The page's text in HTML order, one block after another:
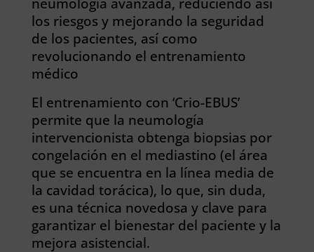
los riesgos y mejorando la seguridad
de los pacientes, así como
revolucionando el entrenamiento
médico
El entrenamiento con ‘Crio-EBUS’
permite que la neumología
intervencionista obtenga biopsias por
congelación en el mediastino (el área
que se encuentra en la línea media de
la cavidad torácica), lo que, sin duda,
es una técnica novedosa y clave para
garantizar el bienestar del paciente y la
mejora asistencial.